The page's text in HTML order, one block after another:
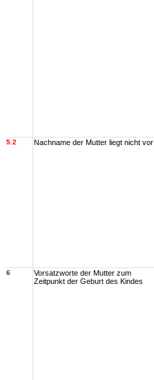
5.2 Nachname der Mutter liegt nicht vor
6
Vorsatzworte der Mutter zum
Zeitpunkt der Geburt des Kindes